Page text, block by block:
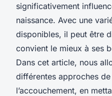
significativement
naissance. Avec une
disponibles, il peut être
convient le mieux à ses
Dans cet article, nous
différentes approches
l’accouchement, en